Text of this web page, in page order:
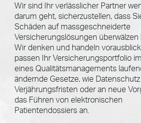
Wir sind Ihr verlässlicher Partner
darum geht, sicherzustellen, dass
Schäden auf massgeschneiderte
Versicherungslösungen überwälzen
Wir denken und handeln
passen Ihr Versicherungsportfolio
eines Qualitätsmanagements
ändernde Gesetze, wie
Verjährungsfristen oder an neue
das Führen von elektronischen
Patientendossiers an.